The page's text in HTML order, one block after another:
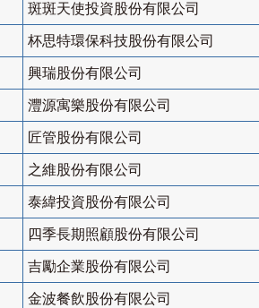
斑斑天使投資股份有限公司
杯思特環保科技股份有限公司
興瑞股份有限公司
灃源寓樂股份有限公司
匠管股份有限公司
之維股份有限公司
泰緯投資股份有限公司
四季長期照顧股份有限公司
吉勵企業股份有限公司
金波餐飲股份有限公司